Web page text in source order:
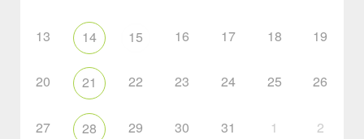
13 14 15 16 17 18 19
20 21 22 23 24 25 26
27 28 29 30 31 1 2